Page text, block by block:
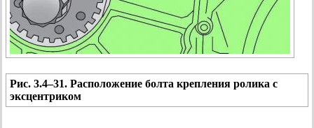
Рис. 3.4–31. Расположение болта крепления ролика с
эксцентриком